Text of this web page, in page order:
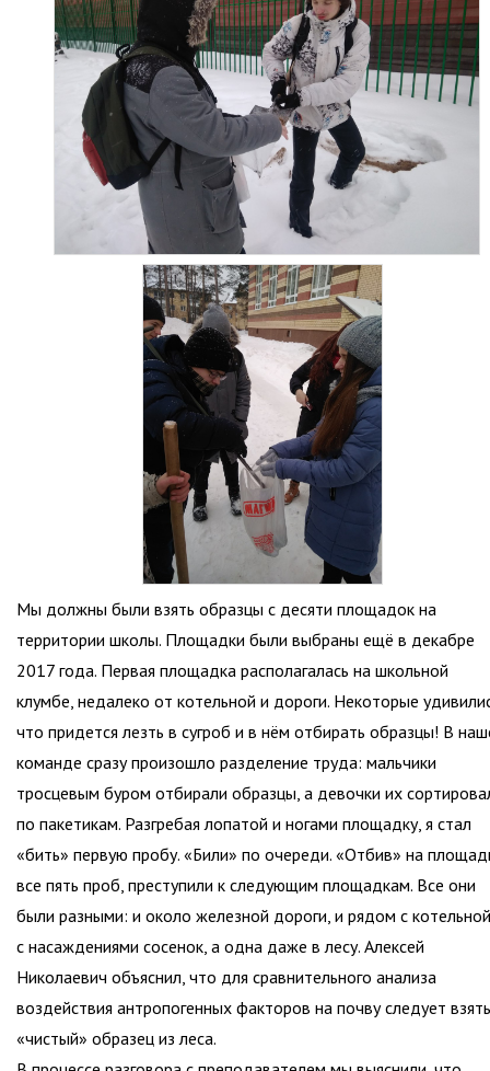
Мы должны были взять образцы с десяти площадок на
территории школы. Площадки были выбраны ещё в декабре
2017 года. Первая площадка располагалась на школьной
клумбе, недалеко от котельной и дороги. Некоторые
что придется лезть в сугроб и в нём отбирать образцы! В
команде сразу произошло разделение труда: мальчики
тросцевым буром отбирали образцы, а девочки их
по пакетикам. Разгребая лопатой и ногами площадку, я стал
«бить» первую пробу. «Били» по очереди. «Отбив» на
все пять проб, преступили к следующим площадкам. Все они
были разными: и около железной дороги, и рядом с
с насаждениями сосенок, а одна даже в лесу. Алексей
Николаевич объяснил, что для сравнительного анализа
воздействия антропогенных факторов на почву следует взять
«чистый» образец из леса.